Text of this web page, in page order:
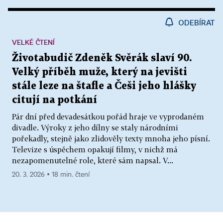
ODEBÍRAT
Životabudič Zdeněk Svěrák slaví 90.
Velký příběh muže, který na jevišti
stále leze na štafle a Češi jeho hlášky
citují na potkání
Pár dní před devadesátkou pořád hraje ve vyprodaném
divadle. Výroky z jeho dílny se staly národními
pořekadly, stejně jako zlidověly texty mnoha jeho písní.
Televize s úspěchem opakují filmy, v nichž má
nezapomenutelné role, které sám napsal. V...
VELKÉ ČTENÍ
20. 3. 2026 ▪ 18 min. čtení